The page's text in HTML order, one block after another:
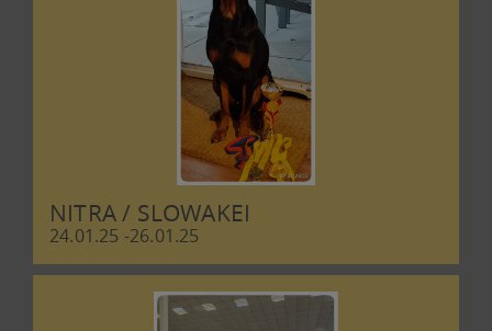
NITRA / SLOWAKEI
24.01.25 -26.01.25